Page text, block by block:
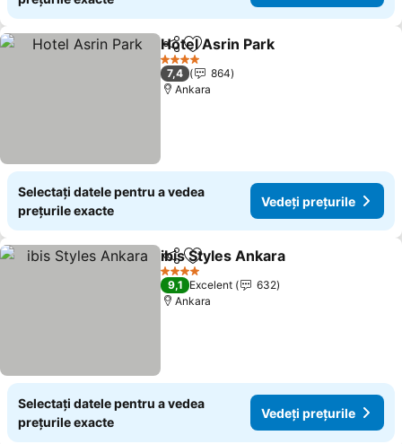
DistribuițiAdăugaţi la favorite
Hotel Asrin Park
4 Stele
7,4
864
Ankara
Selectați datele pentru a vedea
prețurile exacte
Vedeți prețurile
DistribuițiAdăugaţi la favorite
ibis Styles Ankara
4 Stele
9,1 Excelent
632
Ankara
Selectați datele pentru a vedea
prețurile exacte
Vedeți prețurile